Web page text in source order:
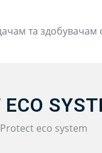
та здобувачам
ECO
Protect eco system